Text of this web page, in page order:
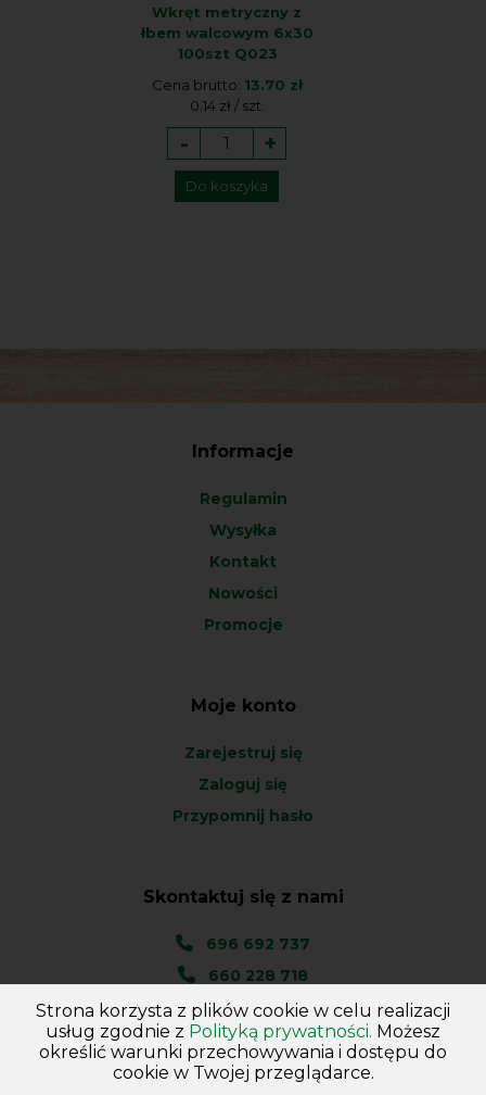
Wkręt metryczny z
łbem walcowym 6x30
100szt Q023
Cena brutto: 13.70 zł
0.14 zł / szt.
- +
Do koszyka
Informacje
Regulamin
Wysyłka
Kontakt
Nowości
Promocje
Moje konto
Zarejestruj się
Zaloguj się
Przypomnij hasło
Skontaktuj się z nami
696 692 737
660 228 718
Ul. Węgierska 1A
46-045 Kotórz Mały
(woj. Opolskie)
Strona korzysta z plików cookie w celu realizacji
usług zgodnie z Polityką prywatności. Możesz
określić warunki przechowywania i dostępu do
cookie w Twojej przeglądarce.